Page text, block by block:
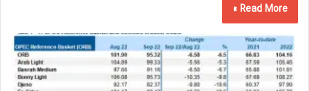
Read More »